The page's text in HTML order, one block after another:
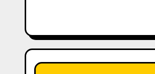
a
t